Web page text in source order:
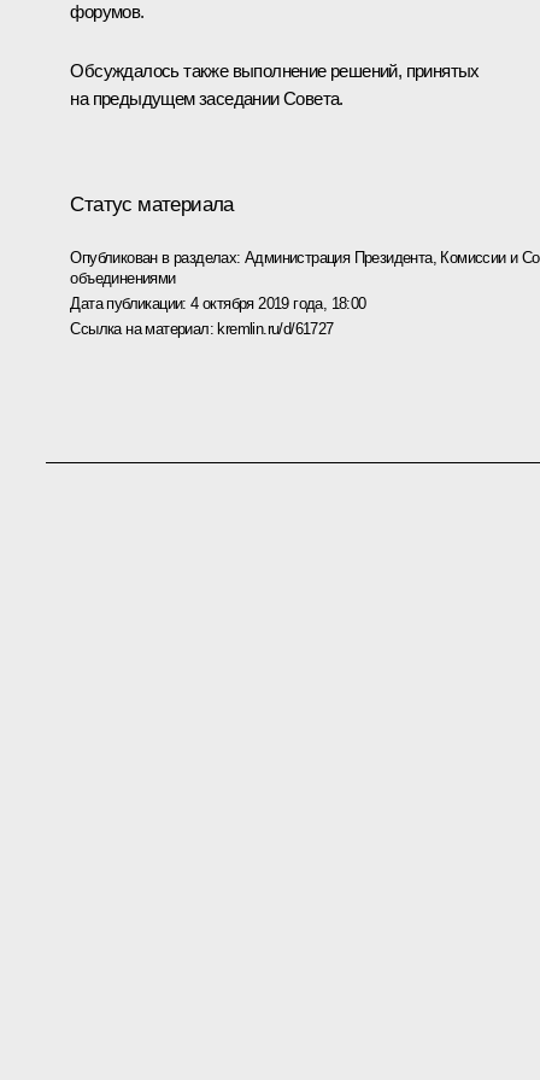
форумов.
Обсуждалось также выполнение решений, принятых
на предыдущем заседании Совета.
Статус материала
Опубликован в разделах: Администрация Президента, Комиссии и
объединениями
Дата публикации:4 октября 2019 года, 18:00
Ссылка на материал:kremlin.ru/d/61727